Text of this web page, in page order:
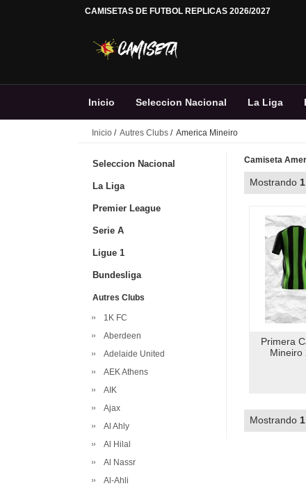
CAMISETAS DE FUTBOL REPLICAS 2026/2027
Inicio Seleccion Nacional La Liga
Inicio / Autres Clubs / America Mineiro
Seleccion Nacional
La Liga
Premier League
Serie A
Ligue 1
Bundesliga
Autres Clubs
1K FC
Aberdeen
Adelaide United
AEK Athens
AIK
Ajax
Al Ahly
Al Hilal
Al Nassr
Al-Ahli
Camiseta
Mostrando 1
Primera
Mineiro
Mostrando 1